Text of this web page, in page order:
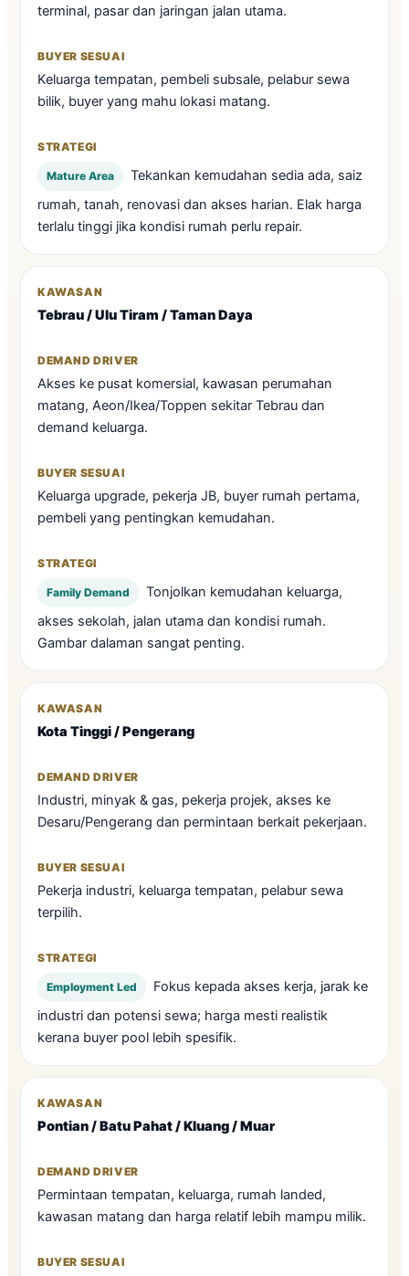
terminal, pasar dan jaringan jalan utama.
Keluarga tempatan, pembeli subsale, pelabur sewa
bilik, buyer yang mahu lokasi matang.
Mature Area
Tekankan kemudahan sedia ada, saiz
rumah, tanah, renovasi dan akses harian. Elak harga
terlalu tinggi jika kondisi rumah perlu repair.
Tebrau / Ulu Tiram / Taman Daya
Akses ke pusat komersial, kawasan perumahan
matang, Aeon/Ikea/Toppen sekitar Tebrau dan
demand keluarga.
Keluarga upgrade, pekerja JB, buyer rumah pertama,
pembeli yang pentingkan kemudahan.
Family Demand
Tonjolkan kemudahan keluarga,
akses sekolah, jalan utama dan kondisi rumah.
Gambar dalaman sangat penting.
Kota Tinggi / Pengerang
Industri, minyak & gas, pekerja projek, akses ke
Desaru/Pengerang dan permintaan berkait pekerjaan.
Pekerja industri, keluarga tempatan, pelabur sewa
terpilih.
Employment Led
Fokus kepada akses kerja, jarak ke
industri dan potensi sewa; harga mesti realistik
kerana buyer pool lebih spesifik.
Pontian / Batu Pahat / Kluang / Muar
Permintaan tempatan, keluarga, rumah landed,
kawasan matang dan harga relatif lebih mampu milik.